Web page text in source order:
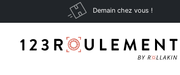
Demain chez vous !